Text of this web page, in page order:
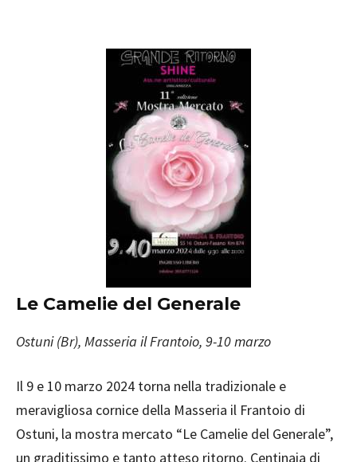
Le Camelie del Generale
Ostuni (Br), Masseria il Frantoio, 9-10 marzo
Il 9 e 10 marzo 2024 torna nella tradizionale e
meravigliosa cornice della Masseria il Frantoio di
Ostuni, la mostra mercato “Le Camelie del Generale”,
un graditissimo e tanto atteso ritorno. Centinaia di